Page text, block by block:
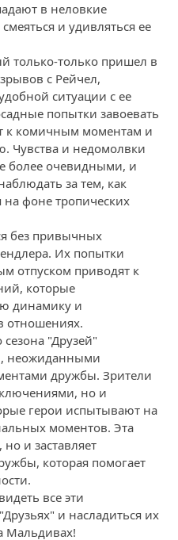
в неловкие
и удивляться ее
только-только пришел в
с Рейчел,
ситуации с ее
попытки завоевать
к комичным моментам и
Чувства и недомолвки
более очевидными, и
за тем, как
фоне тропических
без привычных
Их попытки
отпуском приводят к
которые
динамику и
отношениях.
сезона "Друзей"
неожиданными
дружбы. Зрители
но и
герои испытывают на
моментов. Эта
но и заставляет
которая помогает
все эти
и насладиться их
Мальдивах!